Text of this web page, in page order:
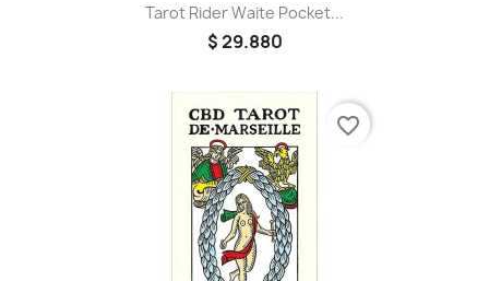
Tarot Rider Waite Pocket...
$ 29.880
favorite_border